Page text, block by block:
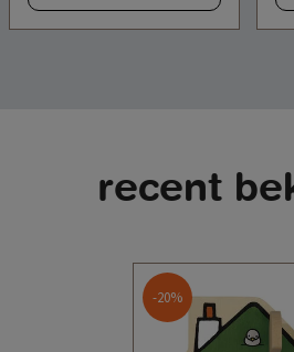
recent
-20%